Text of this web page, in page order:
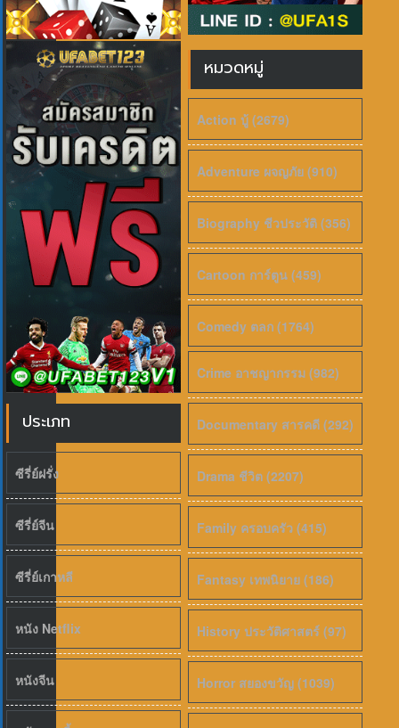
ประเภท
ซีรี่ย์ฝรั่ง
ซีรี่ย์จีน
ซีรี่ย์เกาหลี
หนัง Netflix
หนังจีน
หมวดหมู่
Action บู้ (2679)
Adventure ผจญภัย (910)
Biography ชีวประวัติ (356)
Cartoon การ์ตูน (459)
Comedy ตลก (1764)
Crime อาชญากรรม (982)
Documentary สารคดี (292)
Drama ชีวิต (2207)
Family ครอบครัว (415)
Fantasy เทพนิยาย (186)
History ประวัติศาสตร์ (97)
Horror สยองขวัญ (1039)